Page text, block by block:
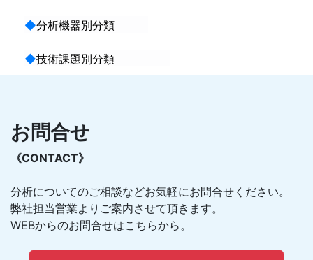
◆分析機器別分類
◆技術課題別分類
お問合せ
《CONTACT》
分析についてのご相談などお気軽にお問合せください。
弊社担当営業よりご案内させて頂きます。
WEBからのお問合せはこちらから。